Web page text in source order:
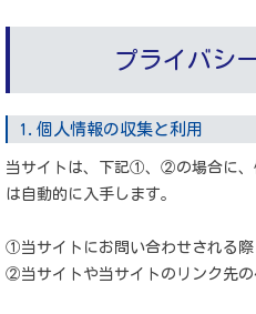
プライバシ
1.個人情報の収集と利用
当サイトは、下記①、②の場合に、
は自動的に入手します。
①当サイトにお問い合わせされる際
②当サイトや当サイトのリンク先